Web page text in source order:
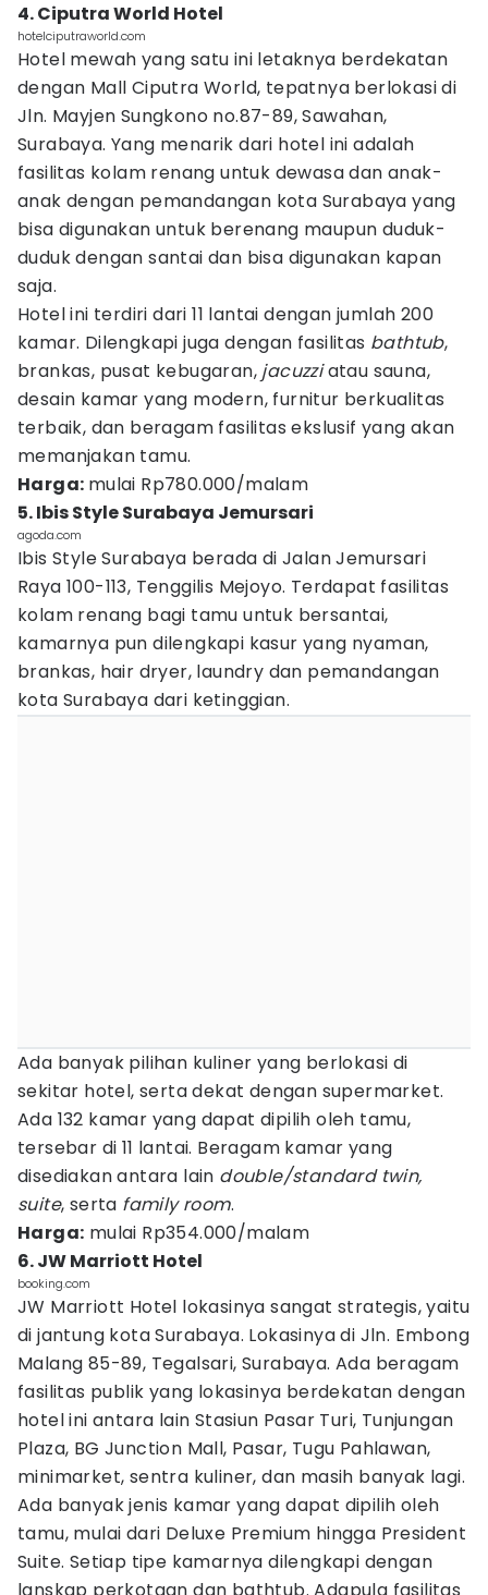
4. Ciputra World Hotel
hotelciputraworld.com
Hotel mewah yang satu ini letaknya berdekatan
dengan Mall Ciputra World, tepatnya berlokasi di
Jln. Mayjen Sungkono no.87-89, Sawahan,
Surabaya. Yang menarik dari hotel ini adalah
fasilitas kolam renang untuk dewasa dan anak-
anak dengan pemandangan kota Surabaya yang
bisa digunakan untuk berenang maupun duduk-
duduk dengan santai dan bisa digunakan kapan
saja.
Hotel ini terdiri dari 11 lantai dengan jumlah 200
kamar. Dilengkapi juga dengan fasilitas bathtub,
brankas, pusat kebugaran, jacuzziatau sauna,
desain kamar yang modern, furnitur berkualitas
terbaik, dan beragam fasilitas ekslusif yang akan
memanjakan tamu.
Harga: mulai Rp780.000/malam
5. Ibis Style Surabaya Jemursari
agoda.com
Ibis Style Surabaya berada di Jalan Jemursari
Raya 100-113, Tenggilis Mejoyo. Terdapat fasilitas
kolam renang bagi tamu untuk bersantai,
kamarnya pun dilengkapi kasur yang nyaman,
brankas, hair dryer, laundry dan pemandangan
kota Surabaya dari ketinggian.
Ada banyak pilihan kuliner yang berlokasi di
sekitar hotel, serta dekat dengan supermarket.
Ada 132 kamar yang dapat dipilih oleh tamu,
tersebar di 11 lantai. Beragam kamar yang
disediakan antara lain double/standard twin,
suite, serta family room.
Harga: mulai Rp354.000/malam
6. JW Marriott Hotel
booking.com
JW Marriott Hotel lokasinya sangat strategis, yaitu
di jantung kota Surabaya. Lokasinya di Jln. Embong
Malang 85-89, Tegalsari, Surabaya. Ada beragam
fasilitas publik yang lokasinya berdekatan dengan
hotel ini antara lain Stasiun Pasar Turi, Tunjungan
Plaza, BG Junction Mall, Pasar, Tugu Pahlawan,
minimarket, sentra kuliner, dan masih banyak lagi.
Ada banyak jenis kamar yang dapat dipilih oleh
tamu, mulai dari Deluxe Premium hingga President
Suite. Setiap tipe kamarnya dilengkapi dengan